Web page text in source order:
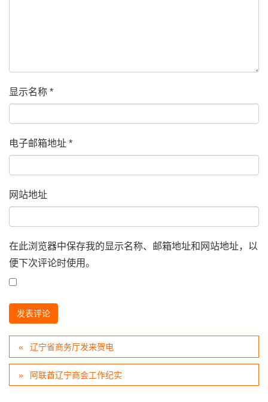
显示名称 *
电子邮箱地址 *
网站地址
在此浏览器中保存我的显示名称、邮箱地址和网站地址，以
便下次评论时使用。
辽宁省商务厅发来贺电
阿联酋辽宁商会工作纪实